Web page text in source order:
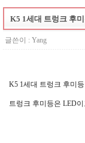
K5 1세대 트렁크 후
글쓴이 : Yang
K5 1세대 트렁크 후미
트렁크 후미등은 LED